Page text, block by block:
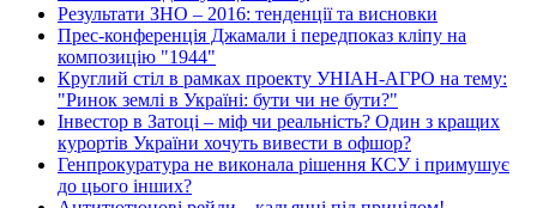
Результати ЗНО – 2016: тенденції та висновки
Прес-конференція Джамали і передпоказ кліпу на
композицію "1944"
Круглий стіл в рамках проекту УНІАН-АГРО на тему:
"Ринок землі в Україні: бути чи не бути?"
Інвестор в Затоці – міф чи реальність? Один з кращих
курортів України хочуть вивести в офшор?
Генпрокуратура не виконала рішення КСУ і примушує
до цього інших?